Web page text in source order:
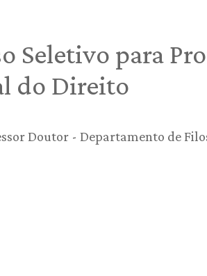
Seletivo para
do Direito
Doutor - Departamento de